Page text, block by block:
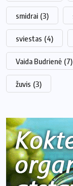
smidrai (3)
sviestas (4)
Vaida Budrienė (7)
žuvis (3)